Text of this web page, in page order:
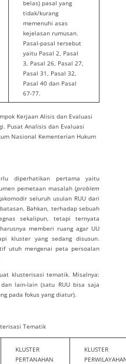
belas) pasal yang
tidak/kurang
memenuhi asas
kejelasan rumusan.
Pasal-pasal tersebut
yaitu Pasal 2, Pasal
3, Pasal 26, Pasal 27,
Pasal 31, Pasal 32,
Pasal 40 dan Pasal
67-77.
Kerjaan Alisis dan Evaluasi
Pusat Analisis dan Evaluasi
Nasional Kementerian Hukum
diperhatikan pertama yaitu
pemetaan masalah (problem
seluruh usulan RUU dari
Bahkan, terhadap sebuah
sekalipun, tetapi ternyata
memberi ruang agar UU
kluster yang sedang disusun.
utuh mengenai peta persoalan
klusterisasi tematik. Misalnya:
lain-lain (satu RUU bisa saja
pada fokus yang diatur).
Tematik
KLUSTER
PERTANAHAN
KLUSTER